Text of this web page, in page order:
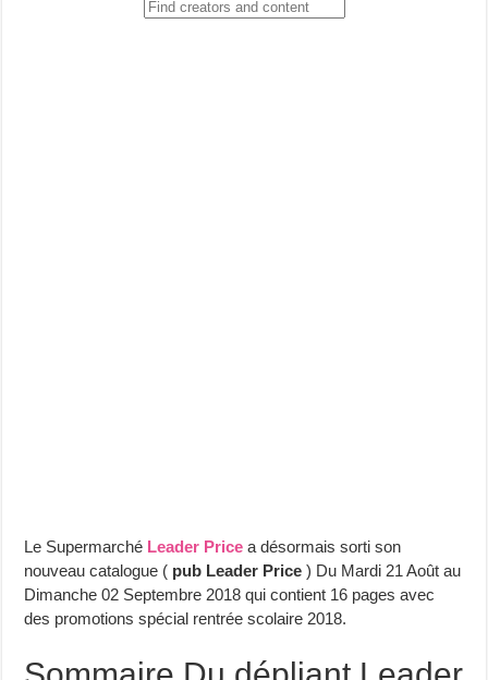
Le Supermarché Leader Price a désormais sorti son
nouveau catalogue ( pub Leader Price ) Du Mardi 21 Août au
Dimanche 02 Septembre 2018 qui contient 16 pages avec
des promotions spécial rentrée scolaire 2018.